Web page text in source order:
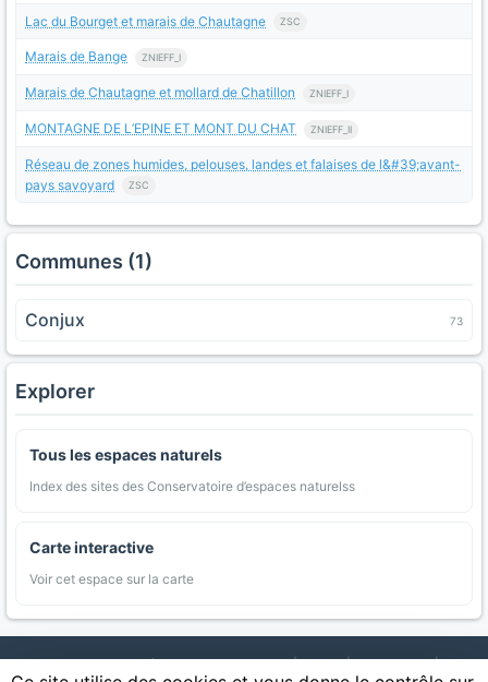
Lac du Bourget et marais de Chautagne ZSC
Marais de Bange ZNIEFF_I
Marais de Chautagne et mollard de Chatillon ZNIEFF_I
MONTAGNE DE L’EPINE ET MONT DU CHAT ZNIEFF_II
Réseau de zones humides, pelouses, landes et falaises de l&#39;avant-
pays savoyard
ZSC
Communes (1)
Conjux 73
Explorer
Tous les espaces naturels
Index des sites des Conservatoire d’espaces naturelss
Carte interactive
Voir cet espace sur la carte
AgriMap — Données agricoles ouvertes | Carte | Communes |